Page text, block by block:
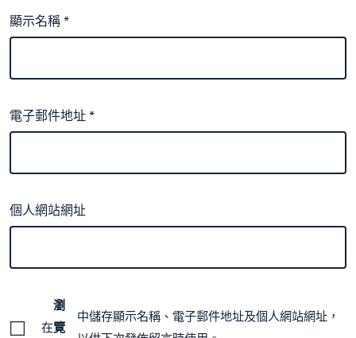
顯示名稱*
電子郵件地址*
個人網站網址
在
瀏
覽
中儲存顯示名稱、電子郵件地址及個人網站網址，